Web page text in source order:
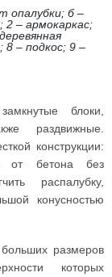
опалубки; б –
2 – армокаркас;
8 – подкос; 9 –
блоки,
раздвижные.
конструкции:
от бетона без
распалубку,
конусностью
размеров
которых